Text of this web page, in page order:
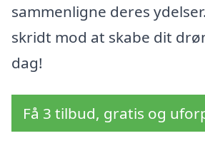
sammenligne deres
skridt mod at skabe dit
dag!
Få 3 tilbud, gratis og